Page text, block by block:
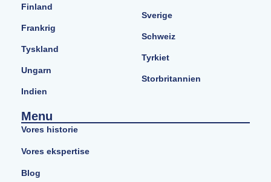
Finland
Frankrig
Tyskland
Ungarn
Indien
Sverige
Schweiz
Tyrkiet
Storbritannien
Menu
Vores historie
Vores ekspertise
Blog